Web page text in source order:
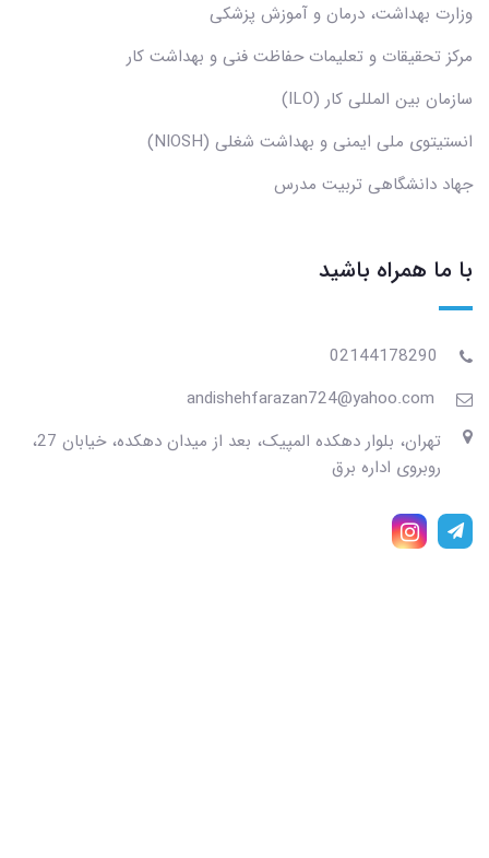
وزارت بهداشت، درمان و آموزش پزشکی
مرکز تحقیقات و تعلیمات حفاظت فنی و بهداشت کار
سازمان بین المللی کار (ILO)
انستیتوی ملی ایمنی و بهداشت شغلی (NIOSH)
جهاد دانشگاهی تربیت مدرس
با ما همراه باشید
02144178290
andishehfarazan724@yahoo.com
تهران، بلوار دهکده المپیک، بعد از میدان دهکده، خیابان 27،
روبروی اداره برق